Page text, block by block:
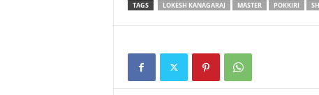
TAGS LOKESH KANAGARAJ MASTER POKKIRI